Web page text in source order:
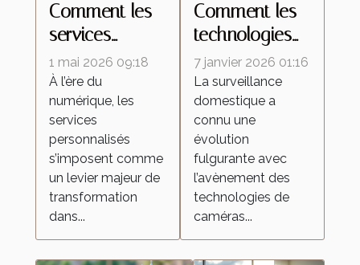
Comment les
services
personnalisés
redéfinissent
les attentes
dans l'industrie
1 mai 2026 09:18
À l’ère du
numérique, les
services
personnalisés
s’imposent comme
un levier majeur de
transformation
dans...
Comment les
technologies
de caméras
espion
transforment la
surveillance
domestique ?
7 janvier 2026 01:16
La surveillance
domestique a
connu une
évolution
fulgurante avec
l’avènement des
technologies de
caméras...